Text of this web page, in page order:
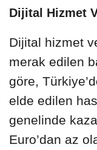
Dijital Hizmet
Dijital hizmet
merak edilen
göre,
elde edilen
genelinde
Euro’dan az